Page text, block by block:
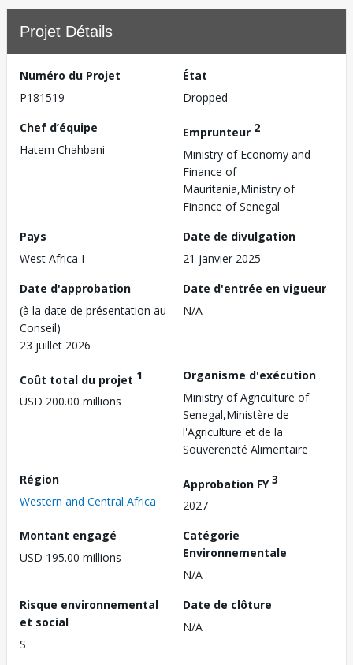
Projet Détails
Numéro du Projet
P181519
État
Dropped
Chef d’équipe
Hatem Chahbani
Emprunteur 2
Ministry of Economy and
Finance of
Mauritania,Ministry of
Finance of Senegal
Pays
West Africa I
Date de divulgation
21 janvier 2025
Date d'approbation
(à la date de présentation au
Conseil)
23 juillet 2026
Date d'entrée en vigueur
N/A
Coût total du projet 1
USD 200.00 millions
Organisme d'exécution
Ministry of Agriculture of
Senegal,Ministère de
l'Agriculture et de la
Souvereneté Alimentaire
Région
Western and Central Africa
Approbation FY3
2027
Montant engagé
USD 195.00 millions
Catégorie
Environnementale
N/A
Risque environnemental
et social
S
Date de clôture
N/A